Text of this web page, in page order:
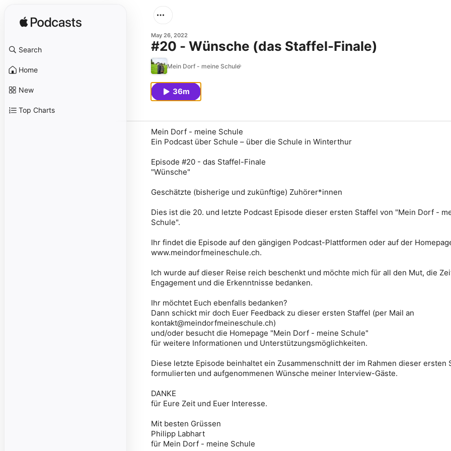
Search
Home
New
Top Charts
May 26, 2022
#20 - Wünsche (das Staffel-Finale)
Mein Dorf - meine Schule
36m
Mein Dorf - meine Schule
Ein Podcast über Schule – über die Schule in Winterthur
Episode #20 - das Staffel-Finale
"Wünsche"
Geschätzte (bisherige und zukünftige) Zuhörer*innen
Dies ist die 20. und letzte Podcast Episode dieser ersten Staffel von "Mein Dorf -
Schule".
Ihr findet die Episode auf den gängigen Podcast-Plattformen oder auf der
www.meindorfmeineschule.ch.
Ich wurde auf dieser Reise reich beschenkt und möchte mich für all den Mut, die
Engagement und die Erkenntnisse bedanken.
Ihr möchtet Euch ebenfalls bedanken?
Dann schickt mir doch Euer Feedback zu dieser ersten Staffel (per Mail an
kontakt@meindorfmeineschule.ch)
und/oder besucht die Homepage "Mein Dorf - meine Schule"
für weitere Informationen und Unterstützungsmöglichkeiten.
Diese letzte Episode beinhaltet ein Zusammenschnitt der im Rahmen dieser ersten
formulierten und aufgenommenen Wünsche meiner Interview-Gäste.
DANKE
für Eure Zeit und Euer Interesse.
Mit besten Grüssen
Philipp Labhart
für Mein Dorf - meine Schule